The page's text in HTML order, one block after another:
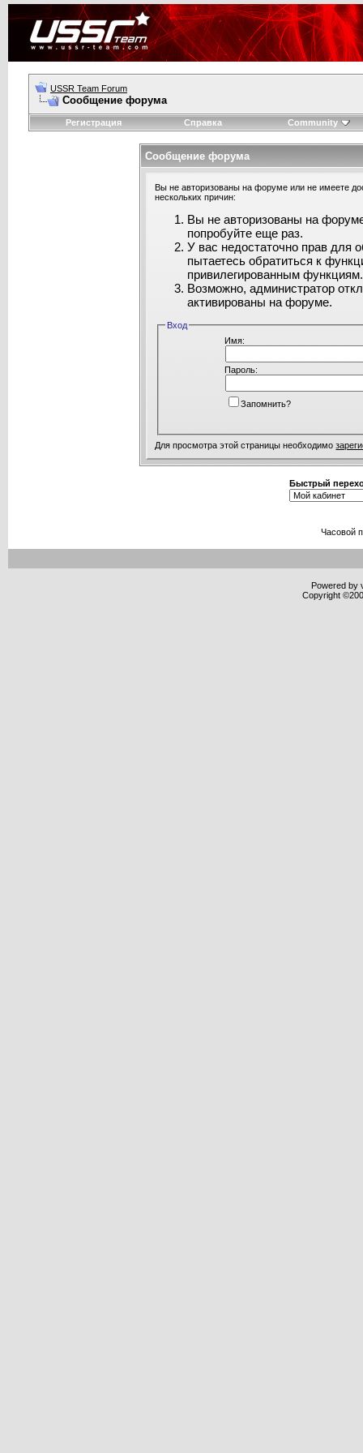
USSR Team Forum
Сообщение форума
Регистрация Справка Community
Сообщение форума
Вы не авторизованы на форуме или не имеете
нескольких причин:
Вы не авторизованы на
попробуйте еще раз.
У вас недостаточно прав для
пытаетесь обратиться к
привилегированным функциям.
Возможно, администратор
активированы на форуме.
Вход
Имя:
Пароль:
Запомнить?
Для просмотра этой страницы необходимо
Быстрый
Часовой
Powered by
Copyright